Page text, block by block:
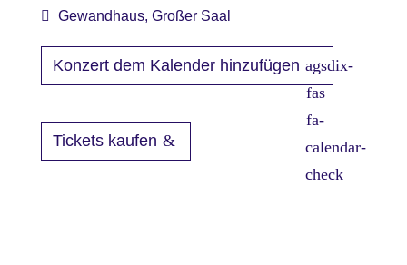
Gewandhaus, Großer Saal
Konzert dem Kalender hinzufügen
Tickets kaufen